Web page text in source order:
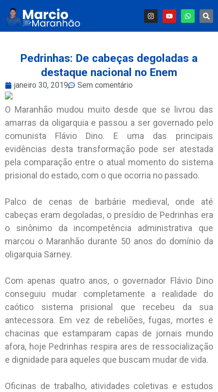
Pedrinhas: De cabeças degoladas a
destaque nacional no Enem
janeiro 30, 2019 Sem comentário
O Maranhão mudou muito desde que se livrou das
amarras da oligarquia e passou a ser governado pelo
comunista Flávio Dino. E uma das principais
evidências desta transformação pode ser atestada
pela comparação entre o atual momento do sistema
prisional do estado, com o que ocorria no passado.
Palco de cenas de barbárie medieval, onde até
cabeças eram degoladas, o presídio de Pedrinhas era
o sinônimo da incompetência administrativa que
marcou o Maranhão durante 50 anos do domínio da
oligarquia Sarney.
Com apenas quatro anos, o governador Flávio Dino
conseguiu mudar completamente a realidade do
caótico sistema prisional que recebeu da sua
antecessora. Em vez de rebeliões, fugas, mortes e
chacinas que estamparam capas de jornais mundo
afora, hoje Pedrinhas respira ares de ressocialização
e dignidade para aqueles que buscam mudar de vida.
Oficinas de trabalho, atividades coletivas e estudos